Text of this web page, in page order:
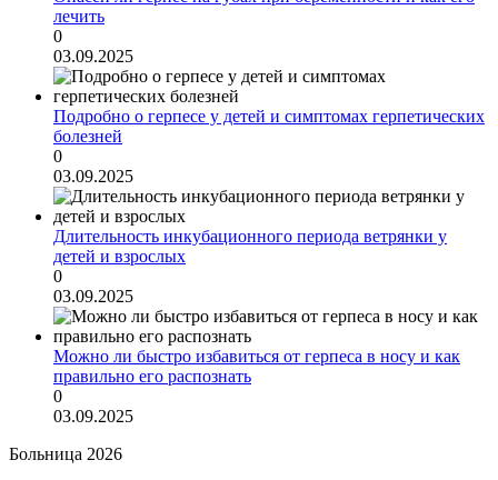
лечить
0
03.09.2025
Подробно о герпесе у детей и симптомах герпетических
болезней
0
03.09.2025
Длительность инкубационного периода ветрянки у
детей и взрослых
0
03.09.2025
Можно ли быстро избавиться от герпеса в носу и как
правильно его распознать
0
03.09.2025
Больница 2026